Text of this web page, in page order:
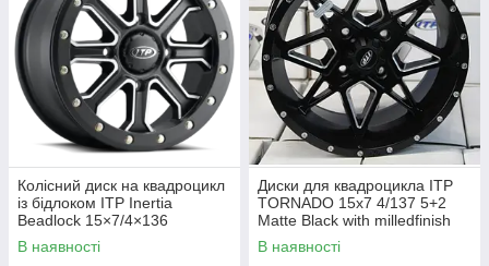
Колісний диск на квадроцикл
із бідлоком ITP Inertia
Beadlock 15×7/4×136
6+1(+50MM)1522527727B
ALUG18BX
В наявності
Диски для квадроцикла ITP
TORNADO 15x7 4/137 5+2
Matte Black with milledfinish
1521957727B
ALUG14#20#1819BX
В наявності